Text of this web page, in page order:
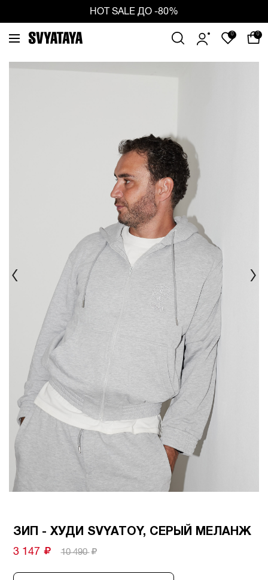
HOT SALE ДО -80%
0 0
ЗИП - ХУДИ SVYATOY, СЕРЫЙ МЕЛАНЖ
3 147 10 490